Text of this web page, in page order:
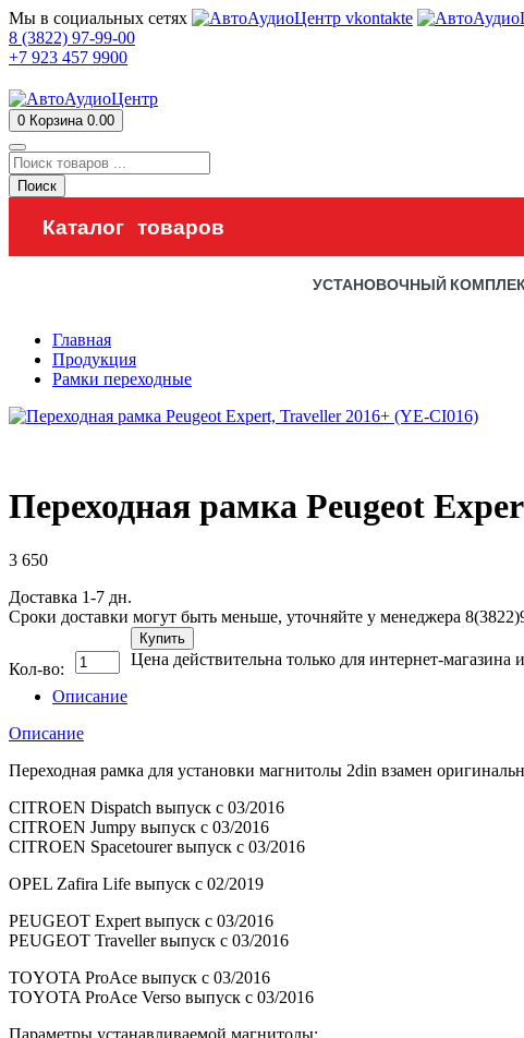
Мы в социальных сетях
8 (3822) 97-99-00
+7 923 457 9900
0 Корзина 0.00
Поиск
Каталог товаров
УСТАНОВОЧНЫЙ
Главная
Продукция
Рамки переходные
Переходная рамка Peugeot
3 650
Доставка 1-7 дн.
Сроки доставки могут быть меньше, уточняйте у менеджера
Кол-во:
Купить
Цена действительна только для интернет-
Описание
Описание
Переходная рамка для установки магнитолы 2din взамен
CITROEN Dispatch выпуск с 03/2016
CITROEN Jumpy выпуск с 03/2016
CITROEN Spacetourer выпуск с 03/2016
OPEL Zafira Life выпуск с 02/2019
PEUGEOT Expert выпуск с 03/2016
PEUGEOT Traveller выпуск с 03/2016
TOYOTA ProAce выпуск с 03/2016
TOYOTA ProAce Verso выпуск с 03/2016
Параметры устанавливаемой магнитолы: